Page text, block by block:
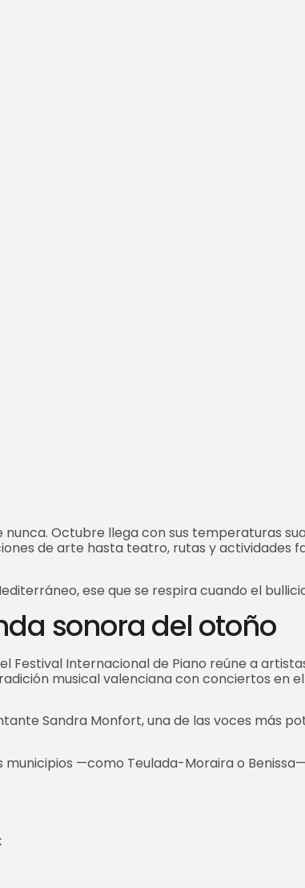
nunca. Octubre llega con sus temperaturas
de arte hasta teatro, rutas y actividades
ese que se respira cuando el
sonora del otoño
Festival Internacional de Piano reúne a
musical valenciana con conciertos en
Sandra Monfort, una de las voces más
—como Teulada-Moraira o